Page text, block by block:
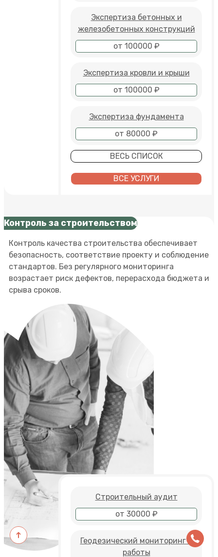
Экспертиза бетонных и
железобетонных конструкций
от 100000 ₽
Экспертиза кровли и крыши
от 100000 ₽
Экспертиза фундамента
от 80000 ₽
ВЕСЬ СПИСОК
ВСЕ УСЛУГИ
Контроль за строительством
Контроль качества строительства обеспечивает
безопасность, соответствие проекту и соблюдение
стандартов. Без регулярного мониторинга
возрастает риск дефектов, перерасхода бюджета и
срыва сроков.
Строительный аудит
от 30000 ₽
Геодезический мониторинг и
работы